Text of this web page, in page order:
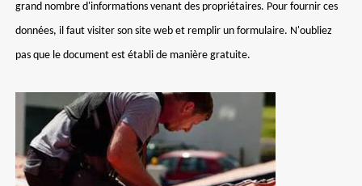
grand nombre d'informations venant des propriétaires. Pour fournir ces
données, il faut visiter son site web et remplir un formulaire. N'oubliez
pas que le document est établi de manière gratuite.